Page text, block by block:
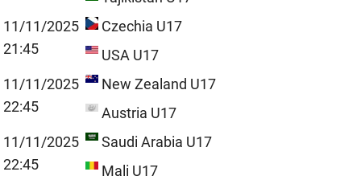
11/11/2025
21:45
Czechia U17
USA U17
11/11/2025
22:45
New Zealand U17
Austria U17
11/11/2025
22:45
Saudi Arabia U17
Mali U17